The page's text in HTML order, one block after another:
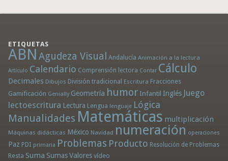
ETIQUETAS
ABN Agudeza Visual Andalucía Animación a la lectura
Artículo Calendario Comprensión lectora Contar Cálculo
Decimales Dibujos División tradicional Escritura Fracciones
Gamificación Genially Geometría humor Infantil Inglés Juego
lectoescritura Lectura Lengua lenguaje Lógica
Manualidades Matemáticas multiplicación
Máquinas didácticas México Navidad numeración operaciones
Paz PDI primaria Problemas Producto Resolución de Problemas
Resta Suma Sumas Valores vídeo